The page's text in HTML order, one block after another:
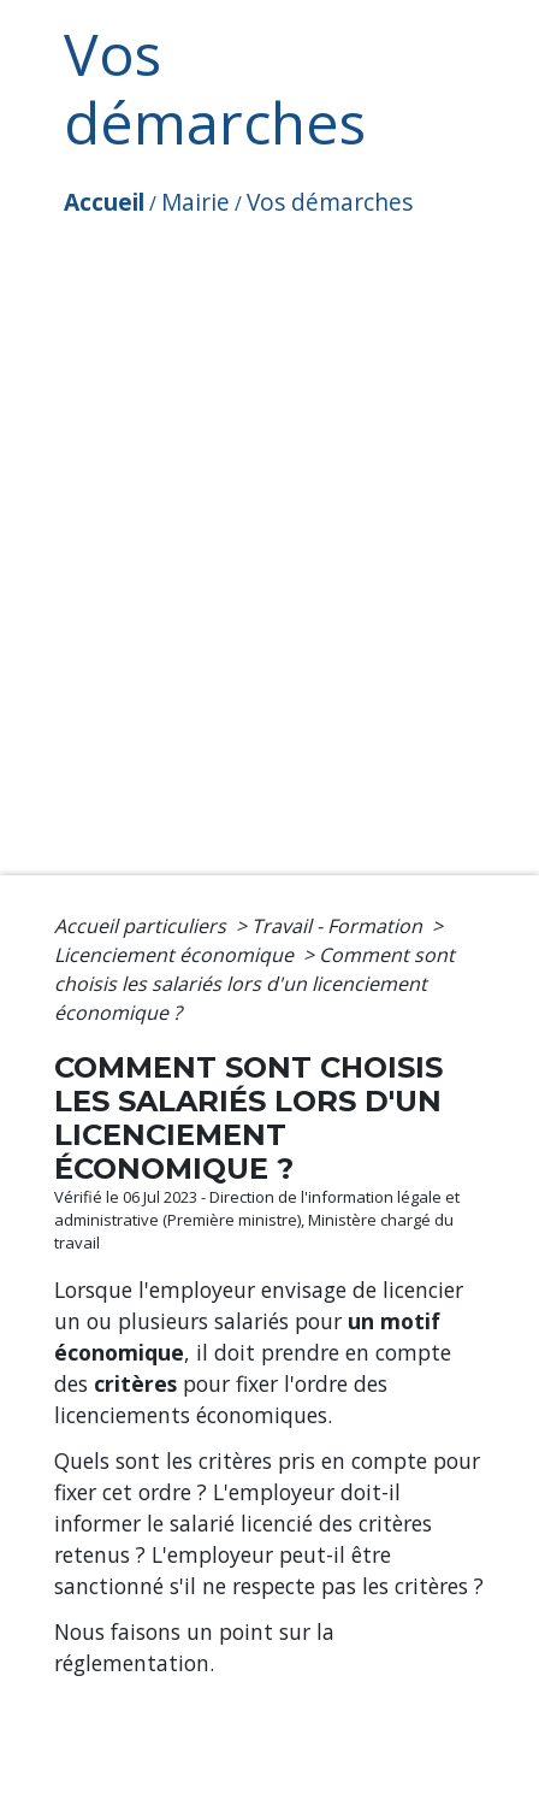
Vos
démarches
Accueil / Mairie /Vos démarches
Accueil particuliers > Travail - Formation >
Licenciement économique > Comment sont
choisis les salariés lors d'un licenciement
économique ?
COMMENT SONT CHOISIS
LES SALARIÉS LORS D'UN
LICENCIEMENT
ÉCONOMIQUE ?
Vérifié le 06 Jul 2023 - Direction de l'information légale et
administrative (Première ministre), Ministère chargé du
travail
Lorsque l'employeur envisage de licencier
un ou plusieurs salariés pour un motif
économique, il doit prendre en compte
des critères pour fixer l'ordre des
licenciements économiques.
Quels sont les critères pris en compte pour
fixer cet ordre ? L'employeur doit-il
informer le salarié licencié des critères
retenus ? L'employeur peut-il être
sanctionné s'il ne respecte pas les critères ?
Nous faisons un point sur la
réglementation.